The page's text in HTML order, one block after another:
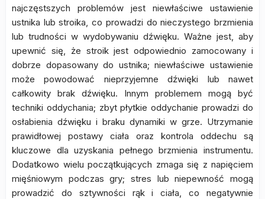
najczęstszych problemów jest niewłaściwe ustawienie
ustnika lub stroika, co prowadzi do nieczystego brzmienia
lub trudności w wydobywaniu dźwięku. Ważne jest, aby
upewnić się, że stroik jest odpowiednio zamocowany i
dobrze dopasowany do ustnika; niewłaściwe ustawienie
może powodować nieprzyjemne dźwięki lub nawet
całkowity brak dźwięku. Innym problemem mogą być
techniki oddychania; zbyt płytkie oddychanie prowadzi do
osłabienia dźwięku i braku dynamiki w grze. Utrzymanie
prawidłowej postawy ciała oraz kontrola oddechu są
kluczowe dla uzyskania pełnego brzmienia instrumentu.
Dodatkowo wielu początkujących zmaga się z napięciem
mięśniowym podczas gry; stres lub niepewność mogą
prowadzić do sztywności rąk i ciała, co negatywnie